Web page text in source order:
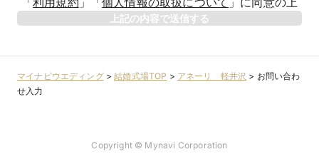
上記の内容で送信する
マイナビウエディング>結婚式場TOP > アネーリ 軽井沢 > お問い合わ
せ入力
Copyright © Mynavi Corporation